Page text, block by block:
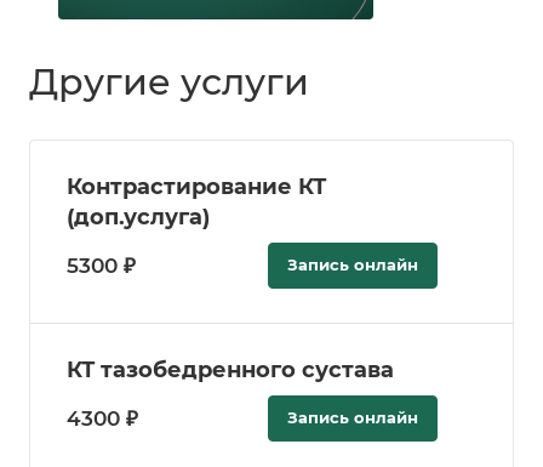
Другие услуги
Контрастирование КТ
(доп.услуга)
5300 ₽ Запись онлайн
КТ тазобедренного сустава
4300 ₽ Запись онлайн